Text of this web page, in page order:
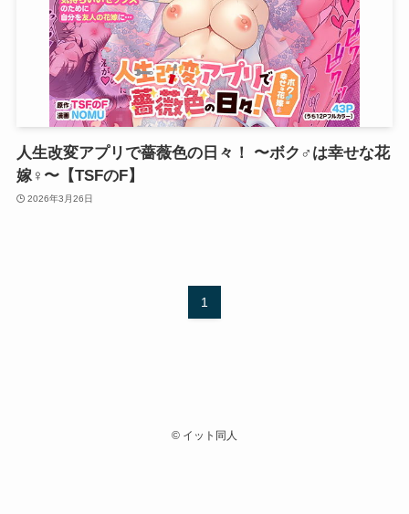
人生改変アプリで薔薇色の日々！ 〜ボク♂は幸せな花
嫁♀〜【TSFのF】
2026年3月26日
1
© イット同人